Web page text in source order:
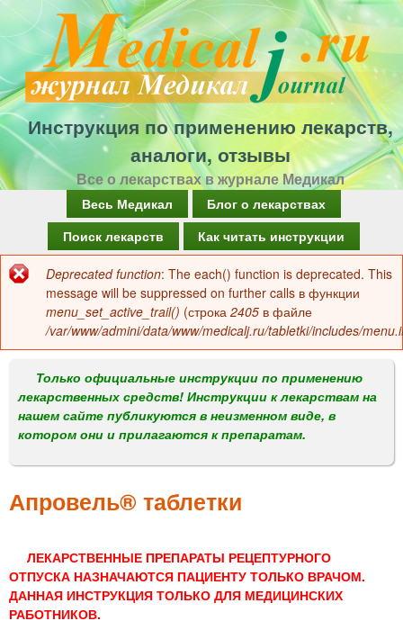
Перейти
к
основному
содержанию
Инструкция по применению лекарств,
аналоги, отзывы
Все о лекарствах в журнале Медикал
а
в
о
м
е
н
Весь Медикал
Блог о лекарствах
Поиск лекарств
Как читать инструкции
Сообщение
об
ошибке
Deprecated function: The each() function is deprecated. This
message will be suppressed on further calls в функции
menu_set_active_trail() (строка 2405 в файле
/var/www/admini/data/www/medicalj.ru/tabletki/includes/
Только официальные инструкции по применению
лекарственных средств! Инструкции к лекарствам на
нашем сайте публикуются в неизменном виде, в
котором они и прилагаются к препаратам.
Апровель® таблетки
ЛЕКАРСТВЕННЫЕ ПРЕПАРАТЫ РЕЦЕПТУРНОГО
ОТПУСКА НАЗНАЧАЮТСЯ ПАЦИЕНТУ ТОЛЬКО ВРАЧОМ.
ДАННАЯ ИНСТРУКЦИЯ ТОЛЬКО ДЛЯ МЕДИЦИНСКИХ
РАБОТНИКОВ.